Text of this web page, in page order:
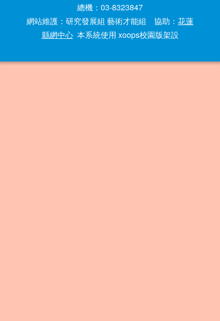
總機：03-8323847
網站維護：研究發展組 藝術才能組 協助： 花蓮
縣網中心本系統使用 xoops校園版架設